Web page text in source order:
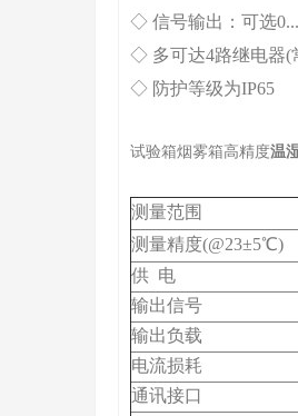
◇ 信号输出：可选
◇ 多可达4路继电器(
◇ 防护等级为IP65
试验箱烟雾箱高精度温
测量范围
测量精度(@23±5℃)
供 电
输出信号
输出负载
电流损耗
通讯接口